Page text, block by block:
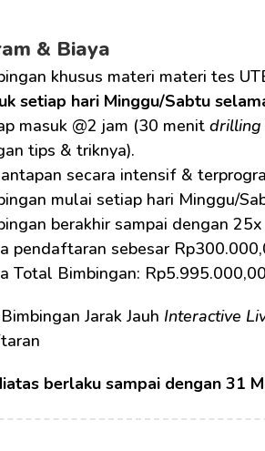
& Biaya
khusus materi materi tes
setiap hari Minggu/Sabtu
masuk @2 jam (30 menit drilling
tips & triknya).
secara intensif &
mulai setiap hari Minggu/
berakhir sampai dengan
pendaftaran sebesar
Total Bimbingan: Rp5.995.000,00
Jarak Jauh Interactive
berlaku sampai dengan 31